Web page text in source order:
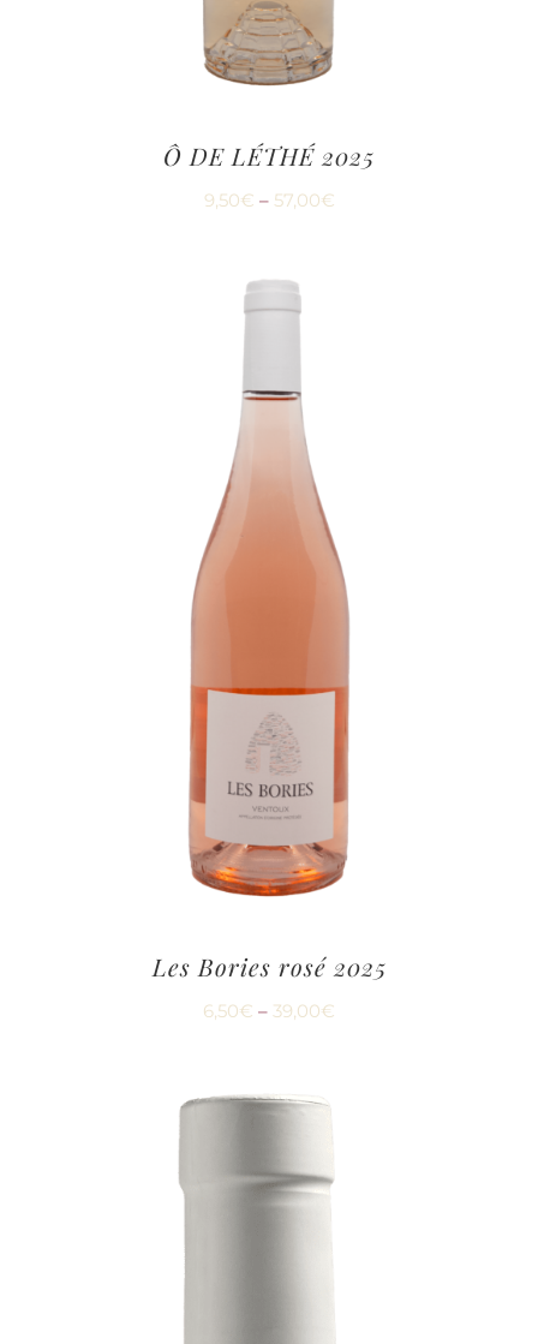
Ô DE LÉTHÉ 2025
9,50€ – 57,00€
Les Bories rosé 2025
6,50€ – 39,00€